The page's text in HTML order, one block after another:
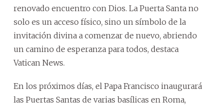
renovado encuentro con Dios. La Puerta Santa no
solo es un acceso físico, sino un símbolo de la
invitación divina a comenzar de nuevo, abriendo
un camino de esperanza para todos, destaca
Vatican News.
En los próximos días, el Papa Francisco inaugurará
las Puertas Santas de varias basílicas en Roma,